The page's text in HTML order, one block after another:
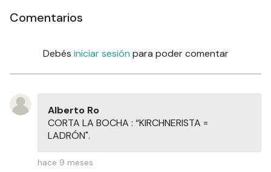
Comentarios
Debés iniciar sesión para poder comentar
Alberto Ro
CORTA LA BOCHA : “KIRCHNERISTA =
LADRÓN".
hace 9 meses